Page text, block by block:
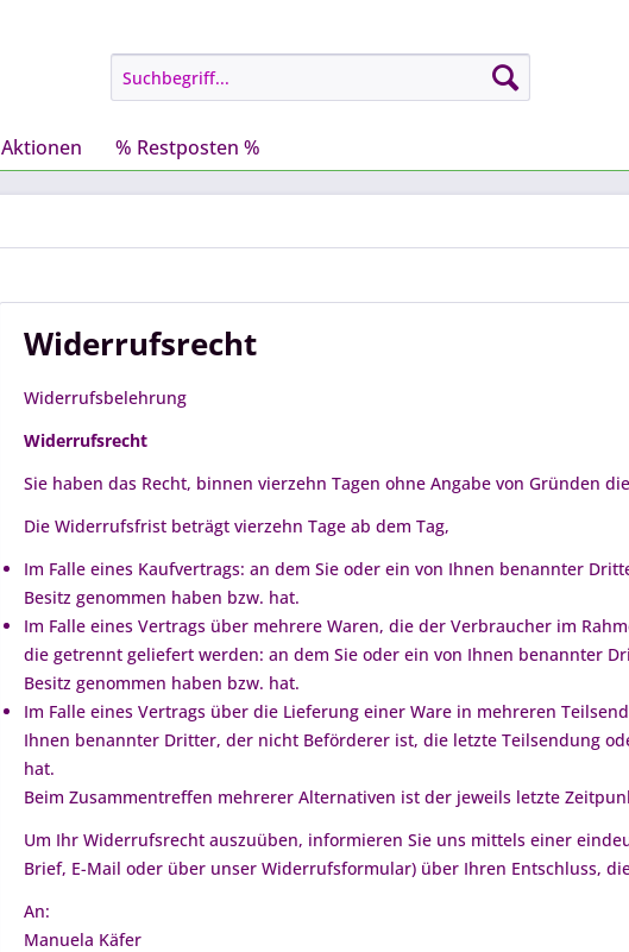
Aktionen % Restposten %
Widerrufsrecht
Widerrufsbelehrung
Widerrufsrecht
Sie haben das Recht, binnen vierzehn Tagen ohne Angabe von Gründen
Die Widerrufsfrist beträgt vierzehn Tage ab dem Tag,
Im Falle eines Kaufvertrags: an dem Sie oder ein von Ihnen benannter
Besitz genommen haben bzw. hat.
Im Falle eines Vertrags über mehrere Waren, die der Verbraucher im
die getrennt geliefert werden: an dem Sie oder ein von Ihnen benannter
Besitz genommen haben bzw. hat.
Im Falle eines Vertrags über die Lieferung einer Ware in mehreren
Ihnen benannter Dritter, der nicht Beförderer ist, die letzte Teilsendung
hat.
Beim Zusammentreffen mehrerer Alternativen ist der jeweils letzte
Um Ihr Widerrufsrecht auszuüben, informieren Sie uns mittels einer
Brief, E-Mail oder über unser Widerrufsformular) über Ihren Entschluss,
An:
Manuela Käfer